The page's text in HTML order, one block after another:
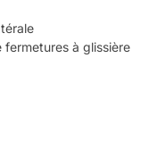
à glissière